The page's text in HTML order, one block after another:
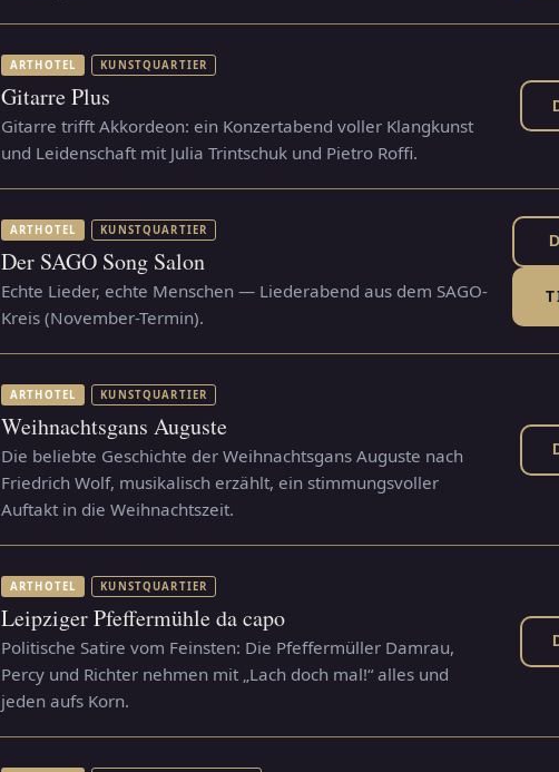
ARTHOTEL KUNSTQUARTIER
Gitarre Plus
Gitarre trifft Akkordeon: ein Konzertabend voller Klangkunst
und Leidenschaft mit Julia Trintschuk und Pietro Roffi.
ARTHOTEL KUNSTQUARTIER
Der SAGO Song Salon
Echte Lieder, echte Menschen — Liederabend aus dem SAGO-
Kreis (November-Termin).
ARTHOTEL KUNSTQUARTIER
Weihnachtsgans Auguste
Die beliebte Geschichte der Weihnachtsgans Auguste nach
Friedrich Wolf, musikalisch erzählt, ein stimmungsvoller
Auftakt in die Weihnachtszeit.
ARTHOTEL KUNSTQUARTIER
Leipziger Pfeffermühle da capo
Politische Satire vom Feinsten: Die Pfeffermüller Damrau,
Percy und Richter nehmen mit „Lach doch mal!“ alles und
jeden aufs Korn.